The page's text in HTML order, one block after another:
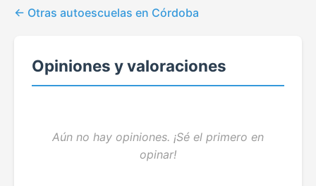
Otras autoescuelas en Córdoba
Opiniones y valoraciones
Aún no hay opiniones. ¡Sé el primero en
opinar!